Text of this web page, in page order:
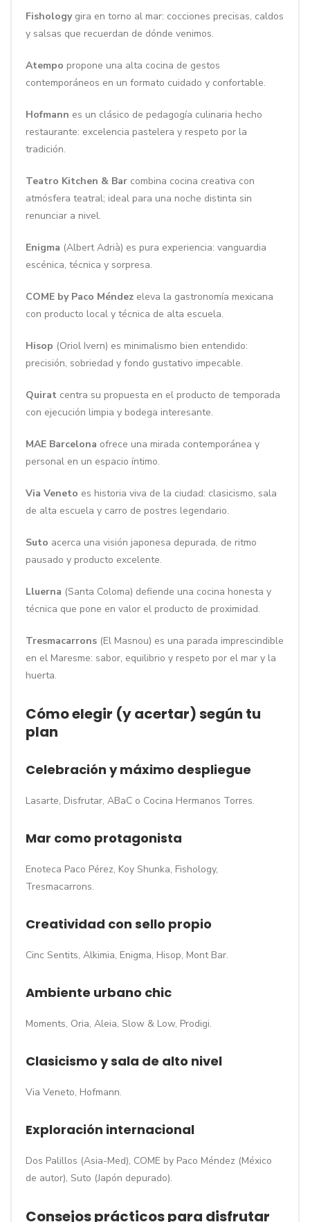
Fishologygira en torno al mar: cocciones precisas, caldos
y salsas que recuerdan de dónde venimos.
Atempo propone una alta cocina de gestos
contemporáneos en un formato cuidado y confortable.
Hofmann es un clásico de pedagogía culinaria hecho
restaurante: excelencia pastelera y respeto por la
tradición.
Teatro Kitchen & Bar combina cocina creativa con
atmósfera teatral; ideal para una noche distinta sin
renunciar a nivel.
Enigma (Albert Adrià) es pura experiencia: vanguardia
escénica, técnica y sorpresa.
COME by Paco Méndez eleva la gastronomía mexicana
con producto local y técnica de alta escuela.
Hisop (Oriol Ivern) es minimalismo bien entendido:
precisión, sobriedad y fondo gustativo impecable.
Quirat centra su propuesta en el producto de temporada
con ejecución limpia y bodega interesante.
MAE Barcelona ofrece una mirada contemporánea y
personal en un espacio íntimo.
Via Veneto es historia viva de la ciudad: clasicismo, sala
de alta escuela y carro de postres legendario.
Suto acerca una visión japonesa depurada, de ritmo
pausado y producto excelente.
Lluerna (Santa Coloma) defiende una cocina honesta y
técnica que pone en valor el producto de proximidad.
Tresmacarrons (El Masnou) es una parada imprescindible
en el Maresme: sabor, equilibrio y respeto por el mar y la
huerta.
Cómo elegir (y acertar) según tu
plan
Celebración y máximo despliegue
Lasarte, Disfrutar, ABaC o Cocina Hermanos Torres.
Mar como protagonista
Enoteca Paco Pérez, Koy Shunka, Fishology,
Tresmacarrons.
Creatividad con sello propio
Cinc Sentits, Alkimia, Enigma, Hisop, Mont Bar.
Ambiente urbano chic
Moments, Oria, Aleia, Slow & Low, Prodigi.
Clasicismo y sala de alto nivel
Via Veneto, Hofmann.
Exploración internacional
Dos Palillos (Asia-Med), COME by Paco Méndez (México
de autor), Suto (Japón depurado).
Consejos prácticos para disfrutar